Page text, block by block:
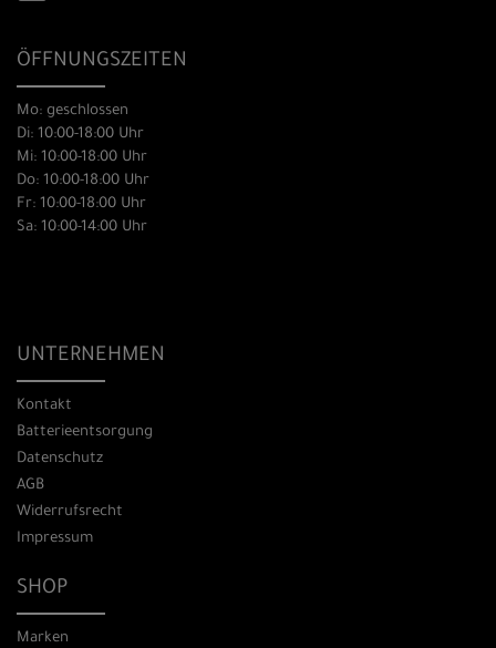
ÖFFNUNGSZEITEN
Mo: geschlossen
Di: 10:00-18:00 Uhr
Mi: 10:00-18:00 Uhr
Do: 10:00-18:00 Uhr
Fr: 10:00-18:00 Uhr
Sa: 10:00-14:00 Uhr
UNTERNEHMEN
Kontakt
Batterieentsorgung
Datenschutz
AGB
Widerrufsrecht
Impressum
SHOP
Marken